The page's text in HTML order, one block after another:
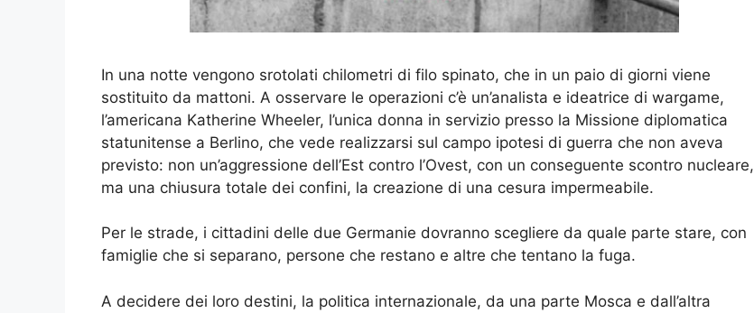
In una notte vengono srotolati chilometri di filo spinato, che in un paio di giorni viene
sostituito da mattoni. A osservare le operazioni c’è un’analista e ideatrice di wargame,
l’americana Katherine Wheeler, l’unica donna in servizio presso la Missione diplomatica
statunitense a Berlino, che vede realizzarsi sul campo ipotesi di guerra che non aveva
previsto: non un’aggressione dell’Est contro l’Ovest, con un conseguente scontro nucleare,
ma una chiusura totale dei confini, la creazione di una cesura impermeabile.
Per le strade, i cittadini delle due Germanie dovranno scegliere da quale parte stare, con
famiglie che si separano, persone che restano e altre che tentano la fuga.
A decidere dei loro destini, la politica internazionale, da una parte Mosca e dall’altra